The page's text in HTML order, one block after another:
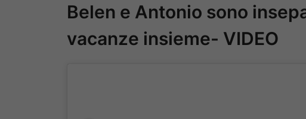
Belen e Antonio sono
vacanze insieme- VIDEO